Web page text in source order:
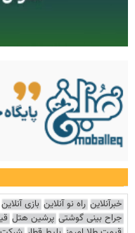
خبرآنلاین راه نو آنلاین بازی آنلاین
جراح بینی گوشتی پرشین هتل